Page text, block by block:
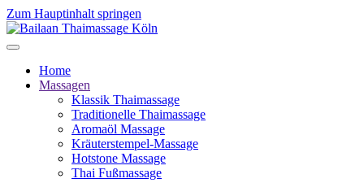
Zum Hauptinhalt springen
Home
Massagen
Klassik Thaimassage
Traditionelle Thaimassage
Aromaöl Massage
Kräuterstempel-Massage
Hotstone Massage
Thai Fußmassage